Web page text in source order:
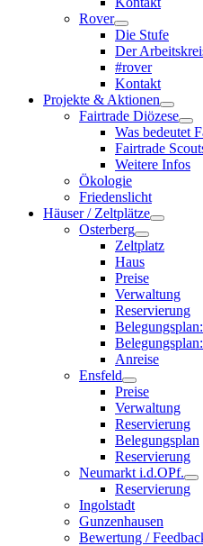
Rover
Die Stufe
Der
#rover
Kontakt
Projekte & Aktionen
Fairtrade Diözese
Was bedeutet
Fairtrade
Weitere Infos
Ökologie
Friedenslicht
Häuser / Zeltplätze
Osterberg
Zeltplatz
Haus
Preise
Verwaltung
Reservierung
Anreise
Ensfeld
Preise
Verwaltung
Reservierung
Belegungsplan
Reservierung
Neumarkt i.d.OPf.
Reservierung
Ingolstadt
Gunzenhausen
Bewertung /